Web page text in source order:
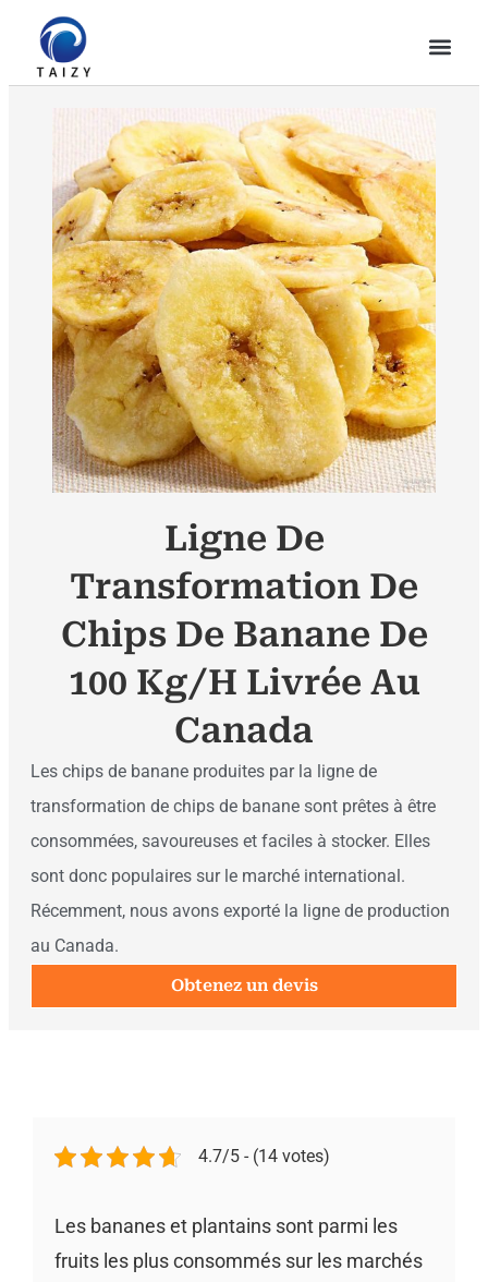
Ligne De
Transformation De
Chips De Banane De
100 Kg/h Livrée Au
Canada
Les chips de banane produites par la ligne de
transformation de chips de banane sont prêtes à être
consommées, savoureuses et faciles à stocker. Elles
sont donc populaires sur le marché international.
Récemment, nous avons exporté la ligne de production
au Canada.
Obtenez un devis
4.7/5 - (14 votes)
Les bananes et plantains sont parmi les
fruits les plus consommés sur les marchés